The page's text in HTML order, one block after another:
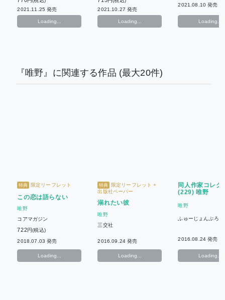
2021.11.25 発売
Loading...
2021.10.27 発売
Loading...
2021.08.10 発売
Loading...
『唯野』に関連する作品 (最大20件)
特典 限定リーフレット
この恋は語らない
唯野
コアマガジン
722円(税込)
2018.07.03 発売
Loading...
特典
限定リーフレット +
出版社ペーパー
溺れたい彼
唯野
三交社
2016.09.24 発売
Loading...
同人作家コレク
(229) 唯野
唯野
ふゅーじょんぷろだ
2016.08.24 発売
Loading...